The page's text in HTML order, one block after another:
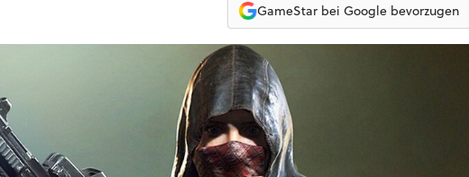
GameStar bei Google bevorzugen